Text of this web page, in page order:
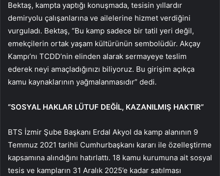
Bektaş, kampta yaptığı konuşmada, tesisin yıllardır
demiryolu çalışanlarına ve ailelerine hizmet verdiğini
vurguladı. Bektaş, “Bu kamp sadece bir tatil yeri değil,
emekçilerin ortak yaşam kültürünün sembolüdür. Akçay
Kampı’nı TCDD’nin elinden alarak sermayeye teslim
ederek neyi amaçladığınızı biliyoruz. Bu girişim açıkça
kamu kaynaklarının yağmalanmasıdır” dedi.
“SOSYAL HAKLAR LÜTUF DEĞİL, KAZANILMIŞ HAKTIR”
BTS İzmir Şube Başkanı Erdal Akyol da kamp alanının 9
Temmuz 2021 tarihli Cumhurbaşkanı kararı ile özelleştirme
kapsamına alındığını hatırlattı. 18 kamu kurumuna ait sosyal
tesis ve kampların 31 Aralık 2025’e kadar satılması